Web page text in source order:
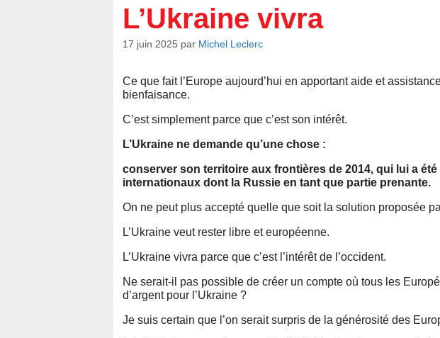
L’Ukraine vivra
17 juin 2025 par Michel Leclerc
Ce que fait l’Europe aujourd’hui en apportant aide et
bienfaisance.
C’est simplement parce que c’est son intérêt.
L’Ukraine ne demande qu’une chose :
conserver son territoire aux frontières de 2014, qui lui a
internationaux dont la Russie en tant que partie prenante.
On ne peut plus accepté quelle que soit la solution proposée
L’Ukraine veut rester libre et européenne.
L’Ukraine vivra parce que c’est l’intérêt de l’occident.
Ne serait-il pas possible de créer un compte où tous les
d’argent pour l’Ukraine ?
Je suis certain que l’on serait surpris de la générosité des